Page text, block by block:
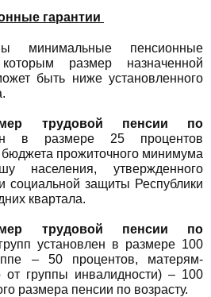
гарантии
минимальные пенсионные
размер назначенной
быть ниже установленного
трудовой пенсии по
в размере 25 процентов
прожиточного минимума
утвержденного
социальной защиты Республики
квартала.
трудовой пенсии по
установлен в размере 100
– 50 процентов, матерям-
от группы инвалидности) – 100
размера пенсии по возрасту.